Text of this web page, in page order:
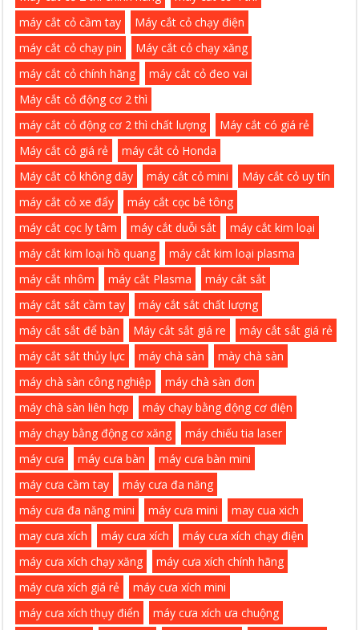
máy cắt cỏ cầm tay
Máy cắt cỏ chạy điện
máy cắt cỏ chạy pin
Máy cắt cỏ chạy xăng
máy cắt cỏ chính hãng
máy cắt cỏ đeo vai
Máy cắt cỏ động cơ 2 thì
máy cắt cỏ động cơ 2 thì chất lượng
Máy cắt có giá rẻ
Máy cắt cỏ giá rẻ
máy cắt cỏ Honda
Máy cắt cỏ không dây
máy cắt cỏ mini
Máy cắt cỏ uy tín
máy cắt cỏ xe đẩy
máy cắt cọc bê tông
máy cắt cọc ly tâm
máy cắt duỗi sắt
máy cắt kim loại
máy cắt kim loại hồ quang
máy cắt kim loại plasma
máy cắt nhôm
máy cắt Plasma
máy cắt sắt
máy cắt sắt cầm tay
máy cắt sắt chất lượng
máy cắt sắt để bàn
Máy cắt sắt giá re
máy cắt sắt giá rẻ
máy cắt sắt thủy lực
máy chà sàn
mày chà sàn
máy chà sàn công nghiệp
máy chà sàn đơn
máy chà sàn liên hợp
máy chạy bằng động cơ điện
máy chạy bằng động cơ xăng
máy chiếu tia laser
máy cưa
máy cưa bàn
máy cưa bàn mini
máy cưa cầm tay
máy cưa đa năng
máy cưa đa năng mini
máy cưa mini
may cua xich
may cưa xích
máy cưa xích
máy cưa xích chạy điện
máy cưa xích chạy xăng
máy cưa xích chính hãng
máy cưa xích giá rẻ
máy cưa xích mini
máy cưa xích thụy điển
máy cưa xích ưa chuộng